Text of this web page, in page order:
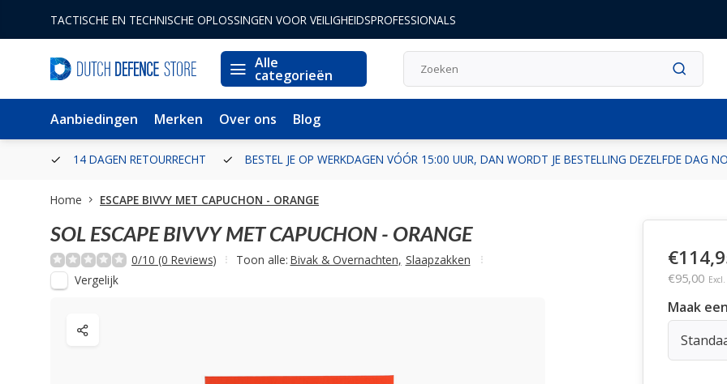
TACTISCHE EN TECHNISCHE OPLOSSINGEN VOOR VEILIGHEIDSPROFESSIONALS
Alle
categorieën
Aanbiedingen Merken Over ons Blog
14 DAGEN RETOURRECHT BESTEL JE OP WERKDAGEN VÓÓR 15:00 UUR, DAN WORDT JE BESTELLING DEZELFDE DAG
Home ESCAPE BIVVY MET CAPUCHON - ORANGE
SOL ESCAPE BIVVY MET CAPUCHON - ORANGE
0/10 (0 Reviews) Toon alle: Bivak & Overnachten, Slaapzakken
Vergelijk
€95,00
Maak